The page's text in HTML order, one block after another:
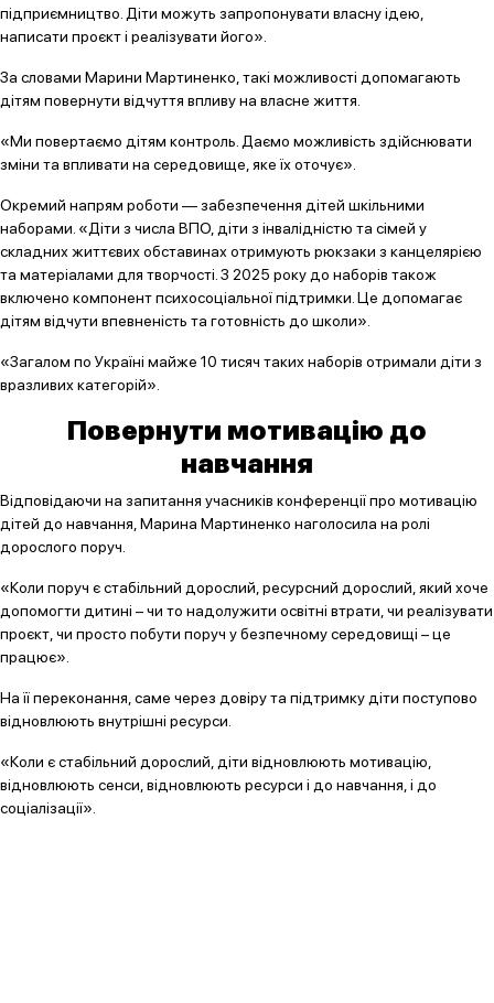
підприємництво. Діти можуть запропонувати власну ідею,
написати проєкт і реалізувати його».
За словами Марини Мартиненко, такі можливості допомагають
дітям повернути відчуття впливу на власне життя.
«Ми повертаємо дітям контроль. Даємо можливість здійснювати
зміни та впливати на середовище, яке їх оточує».
Окремий напрям роботи — забезпечення дітей шкільними
наборами. «Діти з числа ВПО, діти з інвалідністю та сімей у
складних життєвих обставинах отримують рюкзаки з канцелярією
та матеріалами для творчості. З 2025 року до наборів також
включено компонент психосоціальної підтримки. Це допомагає
дітям відчути впевненість та готовність до школи».
«Загалом по Україні майже 10 тисяч таких наборів отримали діти з
вразливих категорій».
Повернути мотивацію до
навчання
Відповідаючи на запитання учасників конференції про мотивацію
дітей до навчання, Марина Мартиненко наголосила на ролі
дорослого поруч.
«Коли поруч є стабільний дорослий, ресурсний дорослий, який хоче
допомогти дитині – чи то надолужити освітні втрати, чи реалізувати
проєкт, чи просто побути поруч у безпечному середовищі – це
працює».
На її переконання, саме через довіру та підтримку діти поступово
відновлюють внутрішні ресурси.
«Коли є стабільний дорослий, діти відновлюють мотивацію,
відновлюють сенси, відновлюють ресурси і до навчання, і до
соціалізації».